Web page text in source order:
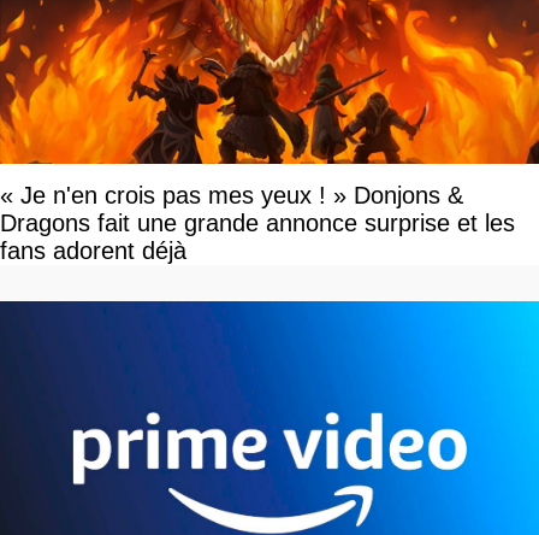
« Je n'en crois pas mes yeux ! » Donjons &
Dragons fait une grande annonce surprise et les
fans adorent déjà